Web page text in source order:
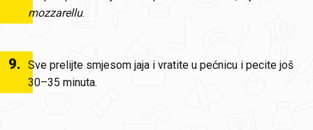
mozzarellu.
9. Sve prelijte smjesom jaja i vratite u pećnicu i pecite još
30–35 minuta.